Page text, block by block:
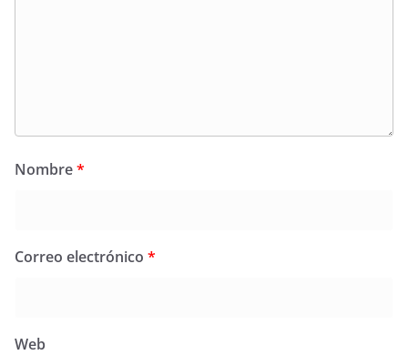
Nombre*
Correo electrónico *
Web